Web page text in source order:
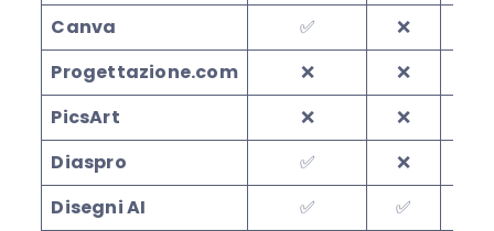
Canva
✅
❌
Progettazione.com
❌
❌
PicsArt
❌
❌
Diaspro
✅
❌
Disegni AI
✅
✅